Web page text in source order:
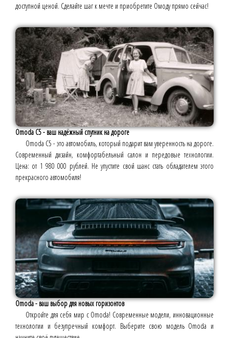
доступной ценой. Сделайте шаг к мечте и приобретите Омоду прямо сейчас!
Omoda C5 - ваш надёжный спутник на дороге
Omoda C5 - это автомобиль, который подарит вам уверенность на дороге.
Современный дизайн, комфортабельный салон и передовые технологии.
Цена: от 1 980 000 рублей. Не упустите свой шанс стать обладателем этого
прекрасного автомобиля!
Omoda - ваш выбор для новых горизонтов
Откройте для себя мир с Omoda! Современные модели, инновационные
технологии и безупречный комфорт. Выберите свою модель Omoda и